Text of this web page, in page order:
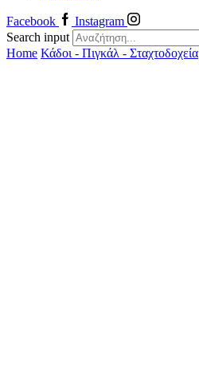
Facebook
Instagram
Search input
Home Κάδοι - Πιγκάλ - Σταχτοδοχεία